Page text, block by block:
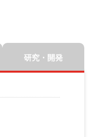
研究・開発